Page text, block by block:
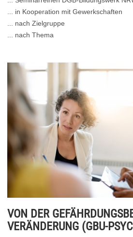
... in Kooperation mit Gewerkschaften
... nach Zielgruppe
... nach Thema
VON DER
VERÄNDERUNG (GBU-